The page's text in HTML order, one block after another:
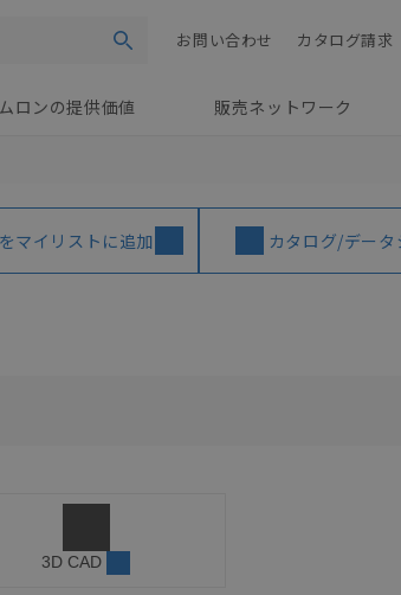
検索 カタログ請求
お問い合わせ
ロンの提供価値 販売ネットワーク
マイリストに追加 カタログ/データ
3D CAD